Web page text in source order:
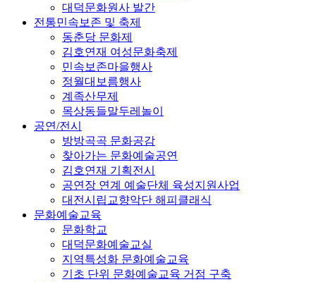
대덕문화원사 발간
전통민속보존 및 축제
동춘당 문화제
김호연재 여성문화축제
민속보존마을행사
정월대보름행사
계족산무제
목상동들말두레놀이
공연/전시
방방곡곡 문화공감
찾아가는 문화예술공연
김호연재 기획전시
공연장 연계 예술단체 육성지원사업
대전시립교향악단 해피클래식
문화예술교육
문화학교
대덕문화예술교실
지역특성화 문화예술교육
기초 단위 문화예술교육 거점 구축